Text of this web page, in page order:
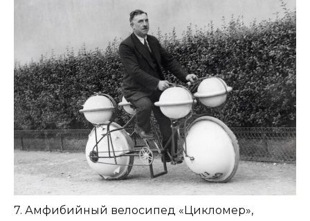
7. Амфибийный велосипед «Цикломер»,